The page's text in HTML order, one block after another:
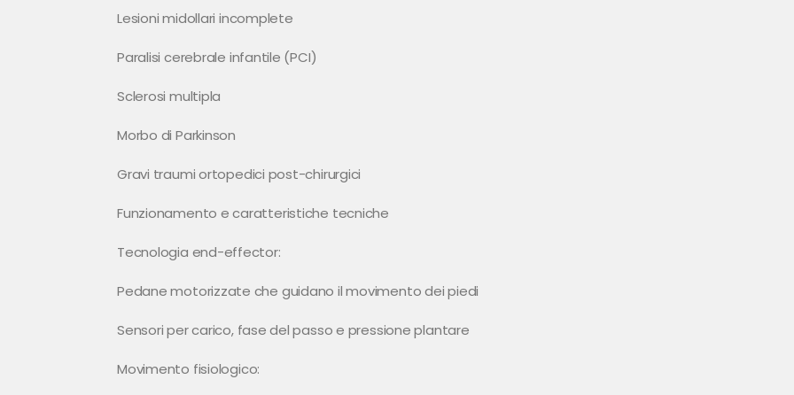
Lesioni midollari incomplete
Paralisi cerebrale infantile (PCI)
Sclerosi multipla
Morbo di Parkinson
Gravi traumi ortopedici post-chirurgici
Funzionamento e caratteristiche tecniche
Tecnologia end-effector:
Pedane motorizzate che guidano il movimento dei piedi
Sensori per carico, fase del passo e pressione plantare
Movimento fisiologico: